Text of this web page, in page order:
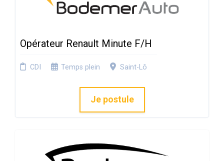
Opérateur Renault Minute F/H
CDI Temps plein Saint-Lô
Je postule